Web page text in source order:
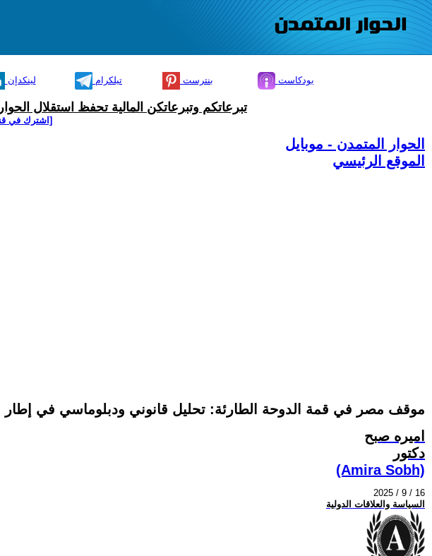
لينكدإن تيلكرام بنترست بودكاست
تبرعاتكم وتبرعاتكن المالية تحفظ استقلال
[اشترك في
الحوار المتمدن - موبايل
الموقع الرئيسي
موقف مصر في قمة الدوحة الطارئة: تحليل قانوني ودبلوماسي في إطار
اميره صبح
دكتور
(Amira Sobh)
2025 / 9 / 16
السياسة والعلاقات الدولية